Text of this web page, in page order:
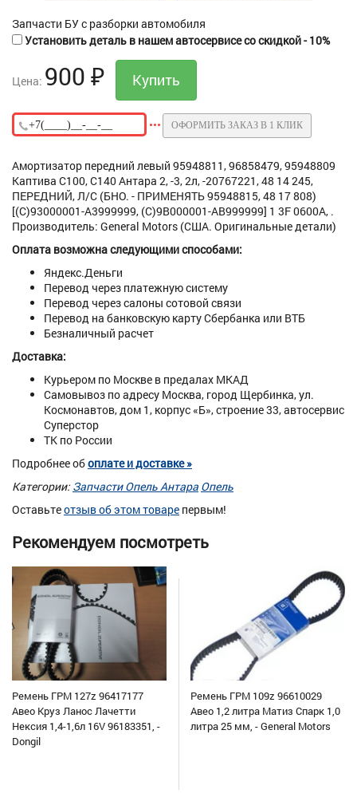
Запчасти БУ с разборки автомобиля
Установить деталь в нашем автосервисе со скидкой - 10%
Цена: 900 ₽
ОФОРМИТЬ ЗАКАЗ В 1 КЛИК
Амортизатор передний левый 95948811, 96858479, 95948809
Каптива C100, C140 Антара 2, -3, 2л, -20767221, 48 14 245,
ПЕРЕДНИЙ, Л/С (БНО. - ПРИМЕНЯТЬ 95948815, 48 17 808)
[(C)93000001-A3999999, (C)9B000001-AB999999] 1 3F 0600A, .
Производитель: General Motors (США. Оригинальные детали)
Оплата возможна следующими способами:
Яндекс.Деньги
Перевод через платежную систему
Перевод через салоны сотовой связи
Перевод на банковскую карту Сбербанка или ВТБ
Безналичный расчет
Доставка:
Курьером по Москве в предалах МКАД
Самовывоз по адресу Москва, город Щербинка, ул.
Космонавтов, дом 1, корпус «Б», строение 33, автосервис
Суперстор
ТК по России
Подробнее обоплате и доставке »
Категории: Запчасти Опель Антара Опель
Оставьтеотзыв об этом товаре первым!
Рекомендуем посмотреть
Ремень ГРМ 127z 96417177
Авео Круз Ланос Лачетти
Нексия 1,4-1,6л 16V 96183351, -
Dongil
Ремень ГРМ 109z 96610029
Авео 1,2 литра Матиз Спарк 1,0
литра 25 мм, - General Motors